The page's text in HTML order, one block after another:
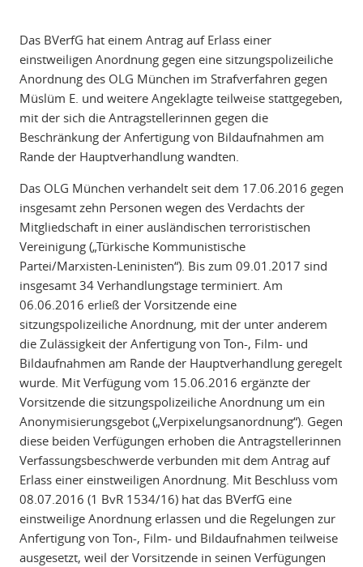
Das BVerfG hat einem Antrag auf Erlass einer
einstweiligen Anordnung gegen eine sitzungspolizeiliche
Anordnung des OLG München im Strafverfahren gegen
Müslüm E. und weitere Angeklagte teilweise stattgegeben,
mit der sich die Antragstellerinnen gegen die
Beschränkung der Anfertigung von Bildaufnahmen am
Rande der Hauptverhandlung wandten.
Das OLG München verhandelt seit dem 17.06.2016 gegen
insgesamt zehn Personen wegen des Verdachts der
Mitgliedschaft in einer ausländischen terroristischen
Vereinigung („Türkische Kommunistische
Partei/Marxisten-Leninisten“). Bis zum 09.01.2017 sind
insgesamt 34 Verhandlungstage terminiert. Am
06.06.2016 erließ der Vorsitzende eine
sitzungspolizeiliche Anordnung, mit der unter anderem
die Zulässigkeit der Anfertigung von Ton-, Film- und
Bildaufnahmen am Rande der Hauptverhandlung geregelt
wurde. Mit Verfügung vom 15.06.2016 ergänzte der
Vorsitzende die sitzungspolizeiliche Anordnung um ein
Anonymisierungsgebot („Verpixelungsanordnung“). Gegen
diese beiden Verfügungen erhoben die Antragstellerinnen
Verfassungsbeschwerde verbunden mit dem Antrag auf
Erlass einer einstweiligen Anordnung. Mit Beschluss vom
08.07.2016 (1 BvR 1534/16) hat das BVerfG eine
einstweilige Anordnung erlassen und die Regelungen zur
Anfertigung von Ton-, Film- und Bildaufnahmen teilweise
ausgesetzt, weil der Vorsitzende in seinen Verfügungen